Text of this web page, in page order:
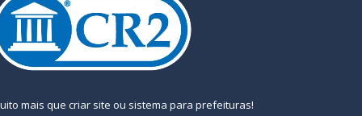
mais que criar site ou sistema para prefeituras!